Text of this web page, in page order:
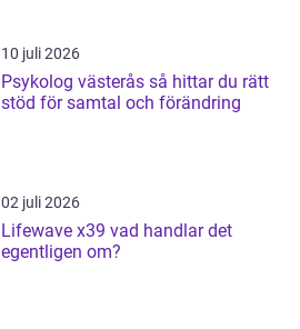
10 juli 2026
Psykolog västerås så hittar du rätt
stöd för samtal och förändring
02 juli 2026
Lifewave x39 vad handlar det
egentligen om?